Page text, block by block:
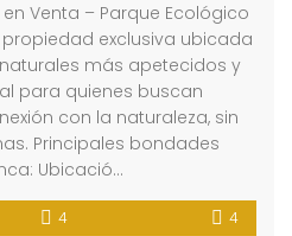
Venta – Parque Ecológico
propiedad exclusiva ubicada
más apetecidos y
para quienes buscan
con la naturaleza, sin
Principales bondades
Ubicació…
4 4